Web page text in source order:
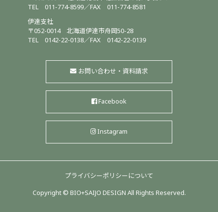
TEL011-774-8599／FAX 011-774-8581
伊達支社
〒052-0014北海道伊達市舟岡50-28
TEL0142-22-0138／FAX 0142-22-0139
お問い合わせ・資料請求
Facebook
Instagram
プライバシーポリシーについて
Copyright © BIO+SAIJO DESIGN All Rights Reserved.